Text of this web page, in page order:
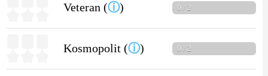
Veteran (ⓘ) 0 / 2
Kosmopolit (ⓘ) 0 / 2